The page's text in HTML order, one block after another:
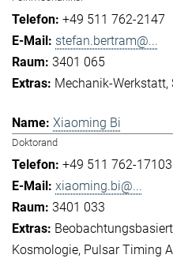
+49 511 762-2147
stefan.bertram@...
3401 065
Mechanik-Werkstatt
Xiaoming Bi
Doktorand
+49 511 762-17103
xiaoming.bi@...
3401 033
Kosmologie Pulsar Timing